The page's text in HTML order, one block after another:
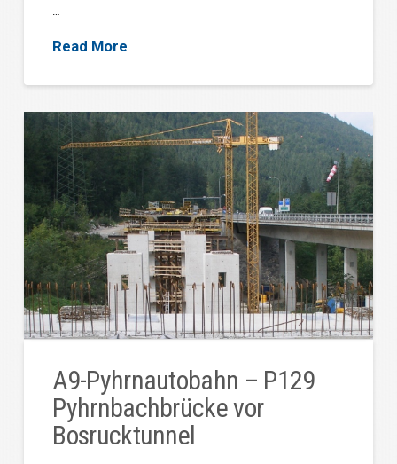
…
Read More
A9-Pyhrnautobahn – P129
Pyhrnbachbrücke vor
Bosrucktunnel